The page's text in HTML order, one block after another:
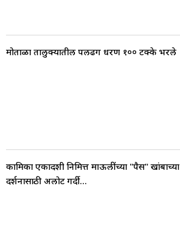
मोताळा तालुक्यातील पलढग धरण १०० टक्के भरले
कामिका एकादशी निमित्त माऊलींच्या "पैस" खांबाच्या
दर्शनासाठी अलोट गर्दी...